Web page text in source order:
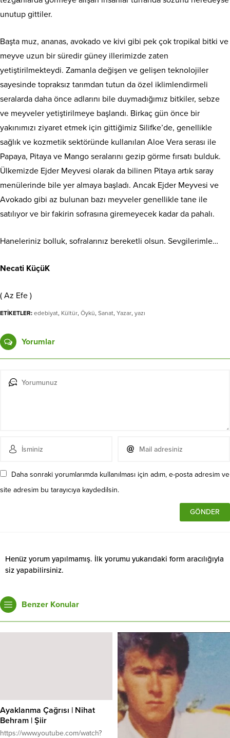
unutup gittiler.
Başta muz, ananas, avokado ve kivi gibi pek çok tropikal bitki ve
meyve uzun bir süredir güney illerimizde zaten
yetiştirilmekteydi. Zamanla değişen ve gelişen teknolojiler
sayesinde topraksız tarımdan tutun da özel iklimlendirmeli
seralarda daha önce adlarını bile duymadığımız bitkiler, sebze
ve meyveler yetiştirilmeye başlandı. Birkaç gün önce bir
yakınımızı ziyaret etmek için gittiğimiz Silifke’de, genellikle
sağlık ve kozmetik sektöründe kullanılan Aloe Vera serası ile
Papaya, Pitaya ve Mango seralarını gezip görme fırsatı bulduk.
Ülkemizde Ejder Meyvesi olarak da bilinen Pitaya artık saray
menülerinde bile yer almaya başladı. Ancak Ejder Meyvesi ve
Avokado gibi az bulunan bazı meyveler genellikle tane ile
satılıyor ve bir fakirin sofrasına giremeyecek kadar da pahalı.
Haneleriniz bolluk, sofralarınız bereketli olsun. Sevgilerimle…
Necati KüçüK
( Az Efe )
ETİKETLER: edebiyat, Kültür, Öykü, Sanat, Yazar, yazı
Yorumlar
Daha sonraki yorumlarımda kullanılması için adım, e-posta adresim ve
site adresim bu tarayıcıya kaydedilsin.
Henüz yorum yapılmamış. İlk yorumu yukarıdaki form aracılığıyla
siz yapabilirsiniz.
Benzer Konular
Ayaklanma Çağrısı | Nihat
Behram | Şiir
https://www.youtube.com/watch?